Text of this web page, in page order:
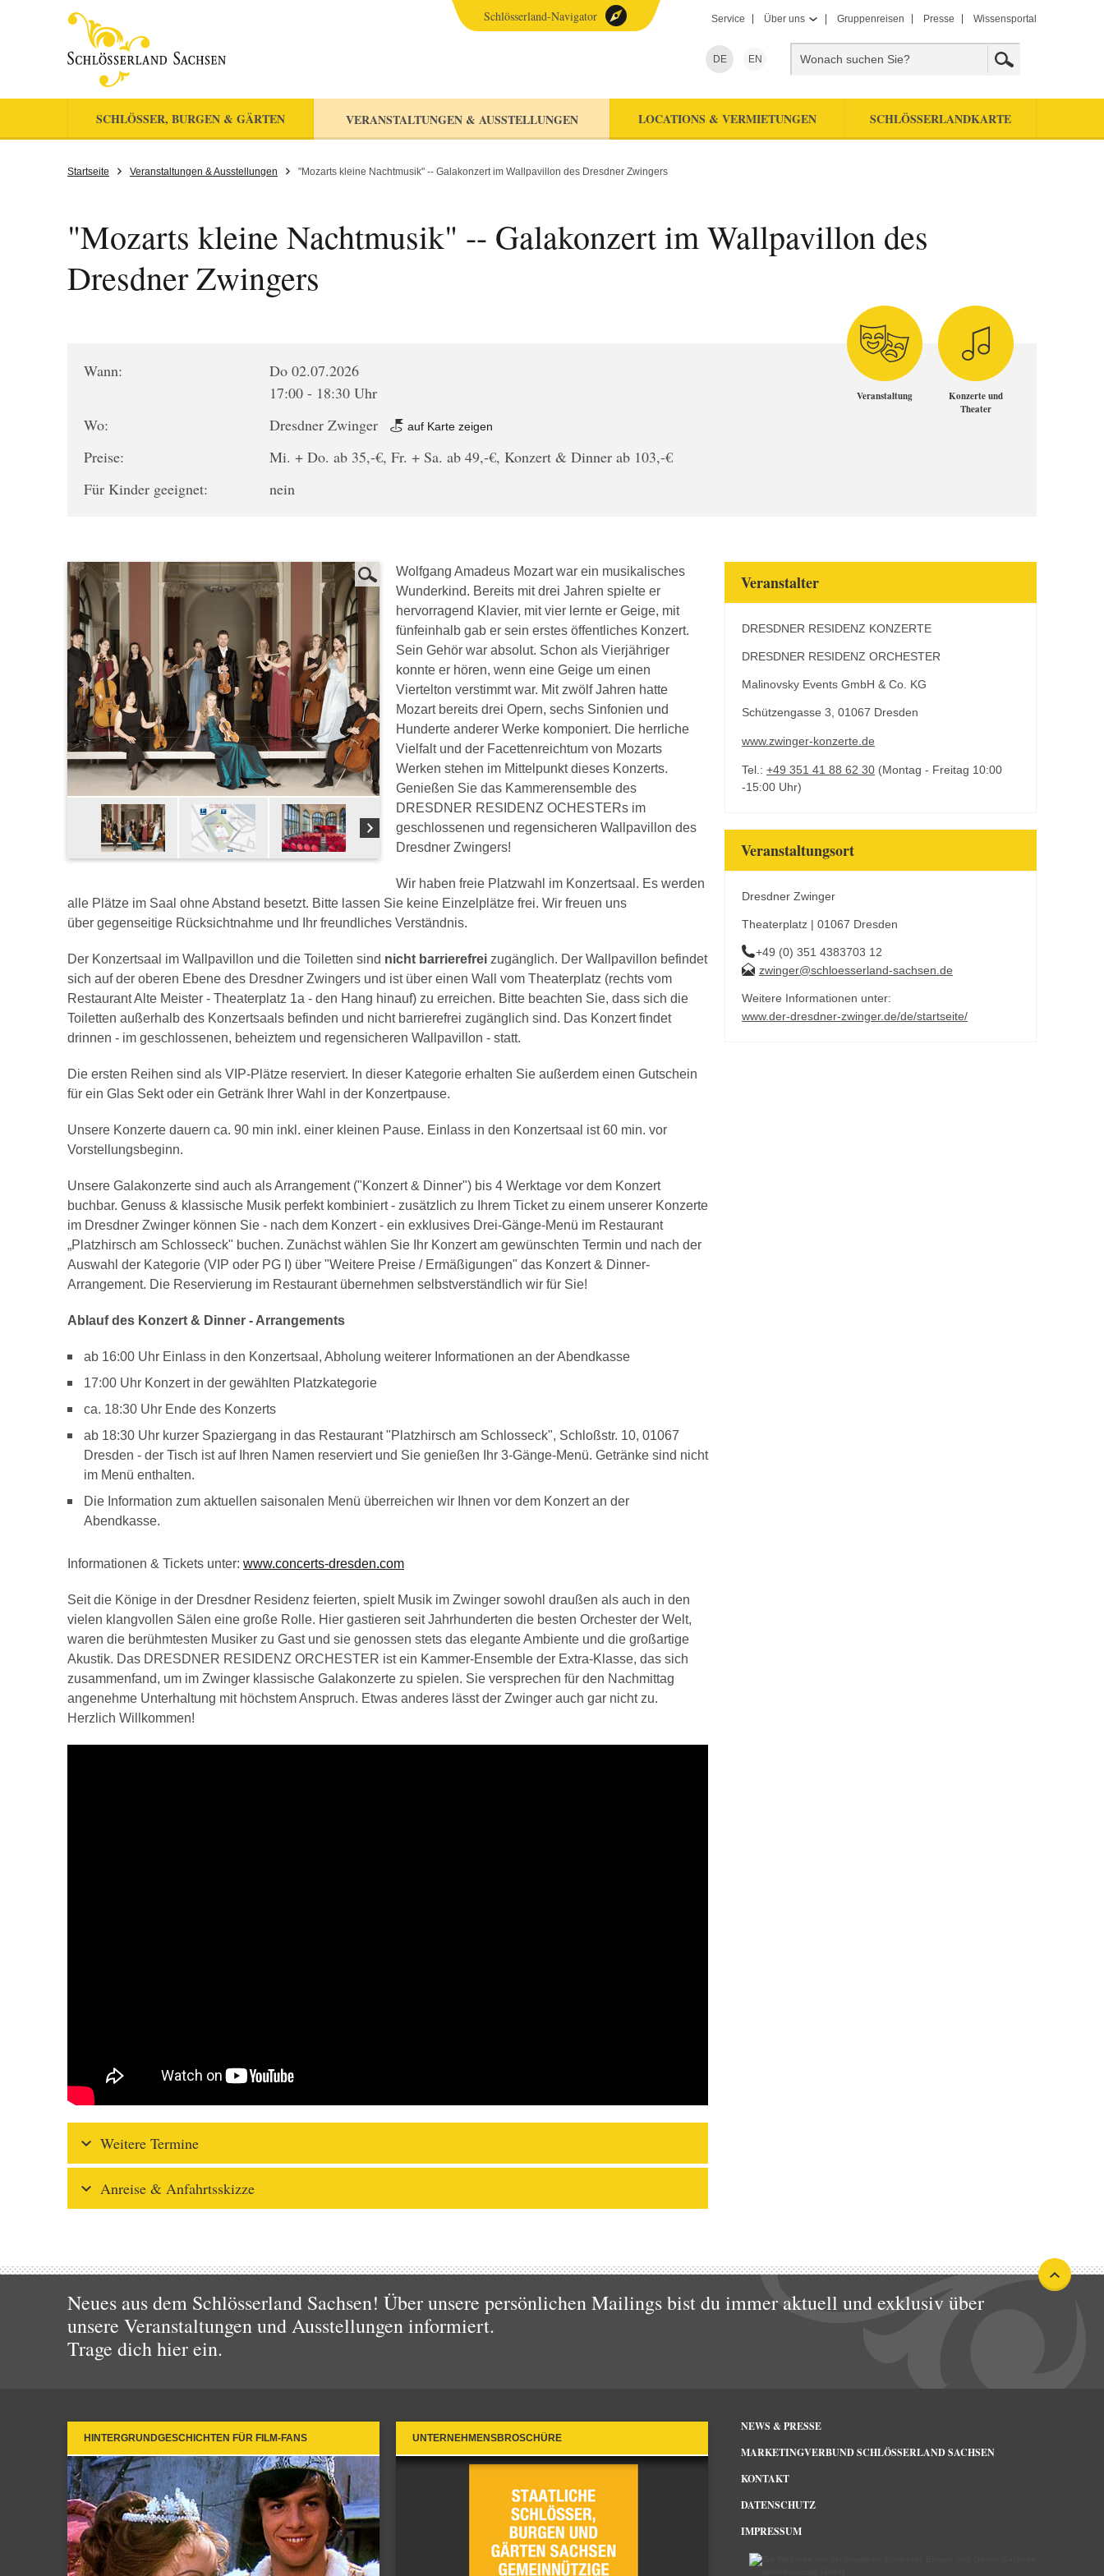
Service Über uns Gruppenreisen Presse Wissensportal
DE EN
SCHLÖSSER, BURGEN & GÄRTEN VERANSTALTUNGEN & AUSSTELLUNGEN LOCATIONS & VERMIETUNGEN SCHLÖSSERLANDKARTE
Schlösserland-Navigator
Startseite Veranstaltungen & Ausstellungen "Mozarts kleine Nachtmusik" -- Galakonzert im Wallpavillon des Dresdner Zwingers
"Mozarts kleine Nachtmusik" -- Galakonzert im Wallpavillon des
Dresdner Zwingers
Wann:
Do 02.07.2026
17:00 - 18:30 Uhr
Wo:
Dresdner Zwinger auf Karte zeigen
Preise:
Mi. + Do. ab 35,-€, Fr. + Sa. ab 49,-€, Konzert & Dinner ab 103,-€
Für Kinder geeignet:
nein
Veranstaltung
Konzerte und
Theater
Wolfgang Amadeus Mozart war ein musikalisches
Wunderkind. Bereits mit drei Jahren spielte er
hervorragend Klavier, mit vier lernte er Geige, mit
fünfeinhalb gab er sein erstes öffentliches Konzert.
Sein Gehör war absolut. Schon als Vierjähriger
konnte er hören, wenn eine Geige um einen
Viertelton verstimmt war. Mit zwölf Jahren hatte
Mozart bereits drei Opern, sechs Sinfonien und
Hunderte anderer Werke komponiert. Die herrliche
Vielfalt und der Facettenreichtum von Mozarts
Werken stehen im Mittelpunkt dieses Konzerts.
Genießen Sie das Kammerensemble des
DRESDNER RESIDENZ OCHESTERs im
geschlossenen und regensicheren Wallpavillon des
Dresdner Zwingers!
Wir haben freie Platzwahl im Konzertsaal. Es werden
alle Plätze im Saal ohne Abstand besetzt. Bitte lassen Sie keine Einzelplätze frei. Wir freuen uns
über gegenseitige Rücksichtnahme und Ihr freundliches Verständnis.
Der Konzertsaal im Wallpavillon und die Toiletten sind nicht barrierefrei zugänglich. Der Wallpavillon befindet
sich auf der oberen Ebene des Dresdner Zwingers und ist über einen Wall vom Theaterplatz (rechts vom
Restaurant Alte Meister - Theaterplatz 1a - den Hang hinauf) zu erreichen. Bitte beachten Sie, dass sich die
Toiletten außerhalb des Konzertsaals befinden und nicht barrierefrei zugänglich sind. Das Konzert findet
drinnen - im geschlossenen, beheiztem und regensicheren Wallpavillon - statt.
Die ersten Reihen sind als VIP-Plätze reserviert. In dieser Kategorie erhalten Sie außerdem einen Gutschein
für ein Glas Sekt oder ein Getränk Ihrer Wahl in der Konzertpause.
Unsere Konzerte dauern ca. 90 min inkl. einer kleinen Pause. Einlass in den Konzertsaal ist 60 min. vor
Vorstellungsbeginn.
Unsere Galakonzerte sind auch als Arrangement ("Konzert & Dinner") bis 4 Werktage vor dem Konzert
buchbar. Genuss & klassische Musik perfekt kombiniert - zusätzlich zu Ihrem Ticket zu einem unserer Konzerte
im Dresdner Zwinger können Sie - nach dem Konzert - ein exklusives Drei-Gänge-Menü im Restaurant
„Platzhirsch am Schlosseck" buchen. Zunächst wählen Sie Ihr Konzert am gewünschten Termin und nach der
Auswahl der Kategorie (VIP oder PG I) über "Weitere Preise / Ermäßigungen" das Konzert & Dinner-
Arrangement. Die Reservierung im Restaurant übernehmen selbstverständlich wir für Sie!
Ablauf des Konzert & Dinner - Arrangements
ab 16:00 Uhr Einlass in den Konzertsaal, Abholung weiterer Informationen an der Abendkasse
17:00 Uhr Konzert in der gewählten Platzkategorie
ca. 18:30 Uhr Ende des Konzerts
ab 18:30 Uhr kurzer Spaziergang in das Restaurant "Platzhirsch am Schlosseck", Schloßstr. 10, 01067
Dresden - der Tisch ist auf Ihren Namen reserviert und Sie genießen Ihr 3-Gänge-Menü. Getränke sind nicht
im Menü enthalten.
Die Information zum aktuellen saisonalen Menü überreichen wir Ihnen vor dem Konzert an der
Abendkasse.
Informationen & Tickets unter: www.concerts-dresden.com
Seit die Könige in der Dresdner Residenz feierten, spielt Musik im Zwinger sowohl draußen als auch in den
vielen klangvollen Sälen eine große Rolle. Hier gastieren seit Jahrhunderten die besten Orchester der Welt,
waren die berühmtesten Musiker zu Gast und sie genossen stets das elegante Ambiente und die großartige
Akustik. Das DRESDNER RESIDENZ ORCHESTER ist ein Kammer-Ensemble der Extra-Klasse, das sich
zusammenfand, um im Zwinger klassische Galakonzerte zu spielen. Sie versprechen für den Nachmittag
angenehme Unterhaltung mit höchstem Anspruch. Etwas anderes lässt der Zwinger auch gar nicht zu.
Herzlich Willkommen!
Weitere Termine
Anreise & Anfahrtsskizze
Veranstalter
DRESDNER RESIDENZ KONZERTE
DRESDNER RESIDENZ ORCHESTER
Malinovsky Events GmbH & Co. KG
Schützengasse 3, 01067 Dresden
www.zwinger-konzerte.de
Tel.: +49 351 41 88 62 30 (Montag - Freitag 10:00
-15:00 Uhr)
Veranstaltungsort
Dresdner Zwinger
Theaterplatz | 01067 Dresden
+49 (0) 351 4383703 12
zwinger@schloesserland-sachsen.de
Weitere Informationen unter:
www.der-dresdner-zwinger.de/de/startseite/
Neues aus dem Schlösserland Sachsen! Über unsere persönlichen Mailings bist du immer aktuell und exklusiv über
unsere Veranstaltungen und Ausstellungen informiert.
Trage dich hier ein.
HINTERGRUNDGESCHICHTEN FÜR FILM-FANS UNTERNEHMENSBROSCHÜRE
NEWS & PRESSE
MARKETINGVERBUND SCHLÖSSERLAND SACHSEN
KONTAKT
DATENSCHUTZ
IMPRESSUM